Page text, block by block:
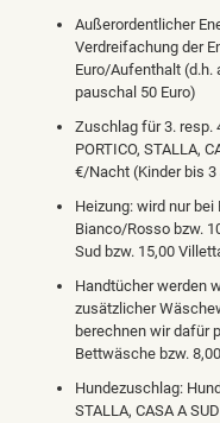
Außerordentlicher
Verdreifachung der
Euro/Aufenthalt (d.h.
pauschal 50 Euro)
Zuschlag für 3. resp.
PORTICO, STALLA,
€/Nacht (Kinder bis
Heizung: wird nur
Bianco/Rosso bzw.
Sud bzw. 15,00
Handtücher werden
zusätzlicher
berechnen wir dafür
Bettwäsche bzw.
Hundezuschlag:
STALLA, CASA A